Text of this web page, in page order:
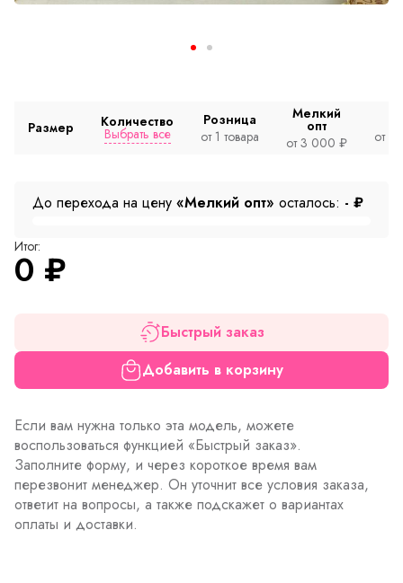
Размер Количество
Выбрать все
Розница
от 1 товара
Мелкий
опт
от 3 000 ₽
от
До перехода на цену «Мелкий опт» осталось: - ₽
Итог:
0 ₽
Быстрый заказ
Добавить в корзину
Если вам нужна только эта модель, можете
воспользоваться функцией «Быстрый заказ».
Заполните форму, и через короткое время вам
перезвонит менеджер. Он уточнит все условия заказа,
ответит на вопросы, а также подскажет о вариантах
оплаты и доставки.